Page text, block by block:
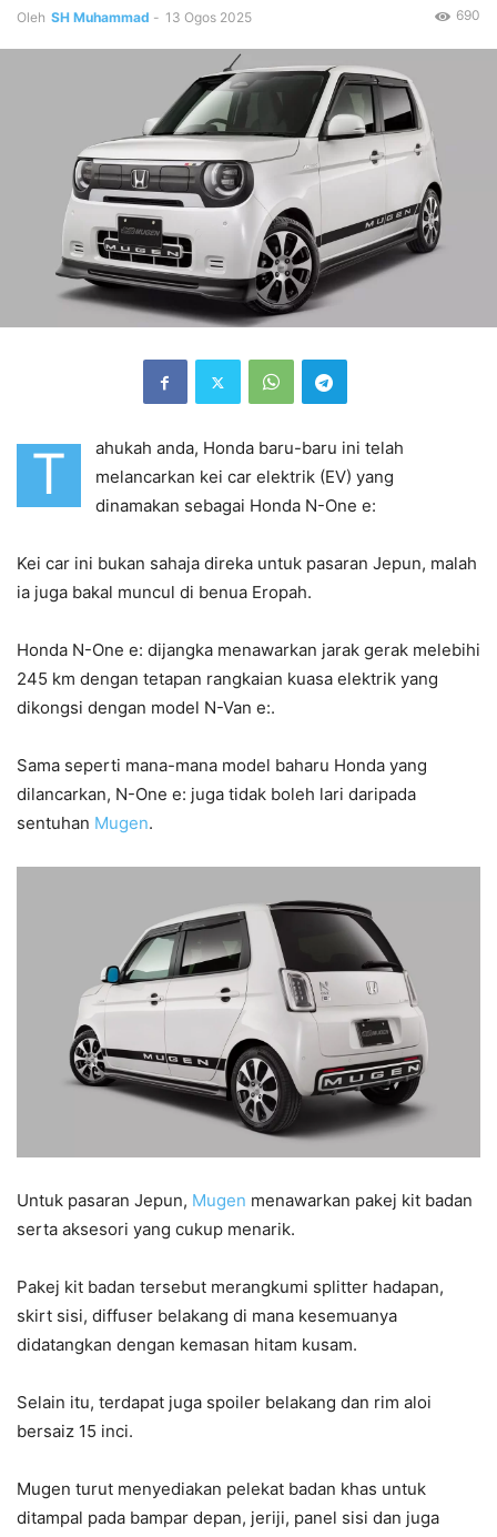
Oleh SH Muhammad - 13 Ogos 2025 690
T
ahukah anda, Honda baru-baru ini telah
melancarkan kei car elektrik (EV) yang
dinamakan sebagai Honda N-One e:
Kei car ini bukan sahaja direka untuk pasaran Jepun, malah
ia juga bakal muncul di benua Eropah.
Honda N-One e: dijangka menawarkan jarak gerak melebihi
245 km dengan tetapan rangkaian kuasa elektrik yang
dikongsi dengan model N-Van e:.
Sama seperti mana-mana model baharu Honda yang
dilancarkan, N-One e: juga tidak boleh lari daripada
sentuhan Mugen.
Untuk pasaran Jepun, Mugen menawarkan pakej kit badan
serta aksesori yang cukup menarik.
Pakej kit badan tersebut merangkumi splitter hadapan,
skirt sisi, diffuser belakang di mana kesemuanya
didatangkan dengan kemasan hitam kusam.
Selain itu, terdapat juga spoiler belakang dan rim aloi
bersaiz 15 inci.
Mugen turut menyediakan pelekat badan khas untuk
ditampal pada bampar depan, jeriji, panel sisi dan juga